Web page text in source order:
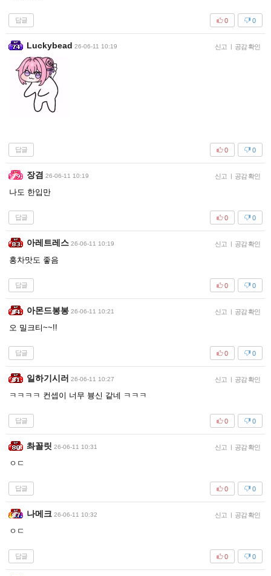
답글 0
0
Luckybead 26-06-11 10:19 신고 | 공감 확인
답글 0
0
장겸 26-06-11 10:19 신고 | 공감 확인
나도 한입만
답글 0
0
아레트레스 26-06-11 10:19 신고 | 공감 확인
홍차맛도 좋음
답글 0
0
아몬드봉봉 26-06-11 10:21 신고 | 공감 확인
오 밀크티~~!!
답글 0
0
일하기시러 26-06-11 10:27 신고 | 공감 확인
ㅋㅋㅋㅋ 컨셉이 너무 븅신 같네 ㅋㅋㅋ
답글 0
0
촤꼴릿 26-06-11 10:31 신고 | 공감 확인
ㅇㄷ
답글 0
0
나메크 26-06-11 10:32 신고 | 공감 확인
ㅇㄷ
답글 0
0